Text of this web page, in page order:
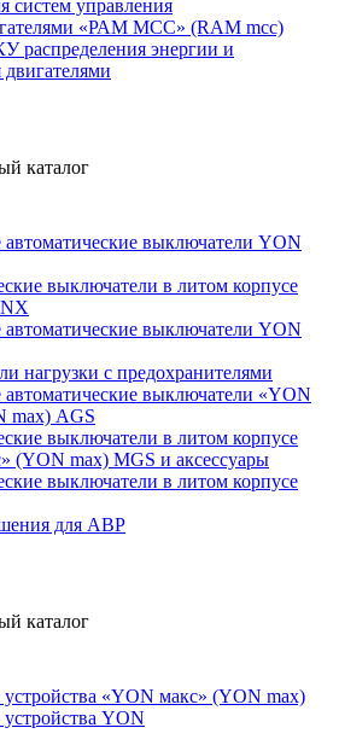
систем управления
«РАМ МСС» (RAM mcc)
распределения энергии и
каталог
выключатели YON
выключатели в литом корпусе
выключатели YON
нагрузки с предохранителями
выключатели «YON
max) AGS
выключатели в литом корпусе
(YON max) MGS и аксессуары
выключатели в литом корпусе
для АВР
каталог
«YON макс» (YON max)
YON